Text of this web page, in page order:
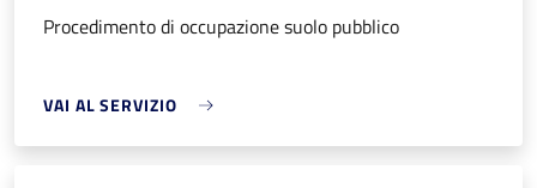
Procedimento di occupazione suolo pubblico
VAI AL SERVIZIO